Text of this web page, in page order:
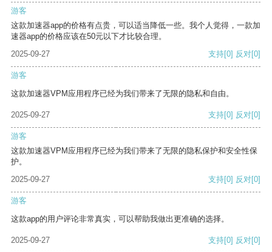
游客
这款加速器app的价格有点贵，可以适当降低一些。我个人觉得，一款加
速器app的价格应该在50元以下才比较合理。
2025-09-27
支持[0] 反对[0]
游客
这款加速器VPM应用程序已经为我们带来了无限的隐私和自由。
2025-09-27 支持[0] 反对[0]
游客
这款加速器VPM应用程序已经为我们带来了无限的隐私保护和安全性保
护。
2025-09-27
支持[0] 反对[0]
游客
这款app的用户评论非常真实，可以帮助我做出更准确的选择。
2025-09-27 支持[0] 反对[0]